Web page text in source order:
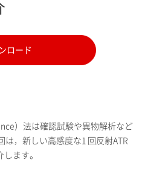
ロード
）法は確認試験や異物解析など
，新しい高感度な1 回反射ATR
ます。